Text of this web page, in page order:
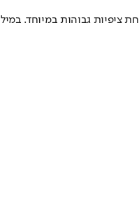
ציפיות גבוהות במיוחד.